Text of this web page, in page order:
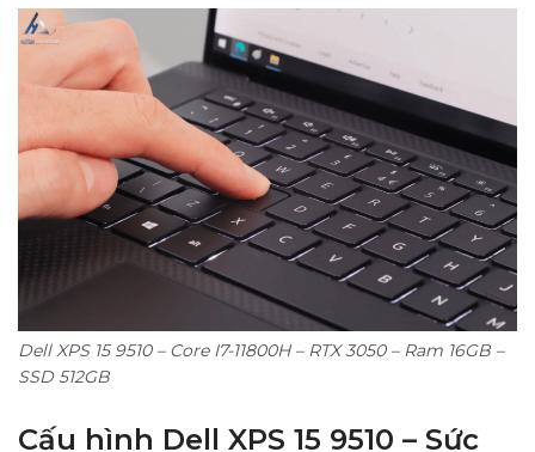
Dell XPS 15 9510 – Core I7-11800H – RTX 3050 – Ram 16GB –
SSD 512GB
Cấu hình Dell XPS 15 9510 – Sức